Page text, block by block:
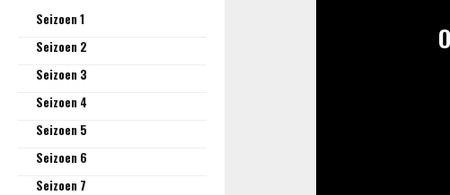
Seizoen 1
Seizoen 2
Seizoen 3
Seizoen 4
Seizoen 5
Seizoen 6
Seizoen 7